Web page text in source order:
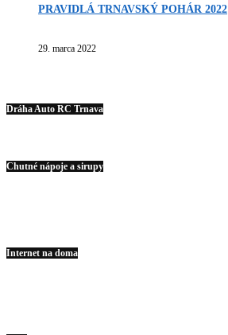
PRAVIDLÁ TRNAVSKÝ POHÁR 2022
29. marca 2022
Dráha Auto RC Trnava
Chutné nápoje a sirupy
Internet na doma